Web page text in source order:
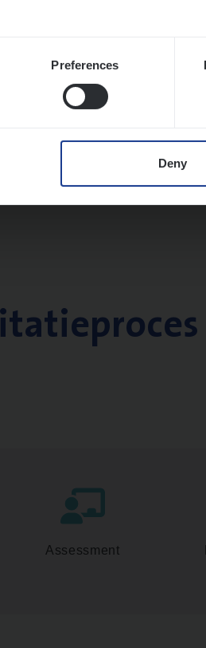
Preferences
Deny
Analyst
& Innovation
Assessment